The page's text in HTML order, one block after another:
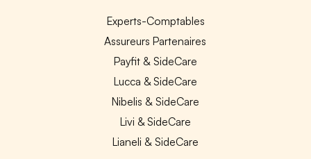
Experts-Comptables
Assureurs Partenaires
Payfit & SideCare
Lucca & SideCare
Nibelis & SideCare
Livi & SideCare
Lianeli & SideCare